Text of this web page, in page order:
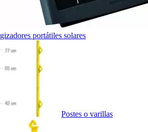
portátiles solares
Postes o varillas